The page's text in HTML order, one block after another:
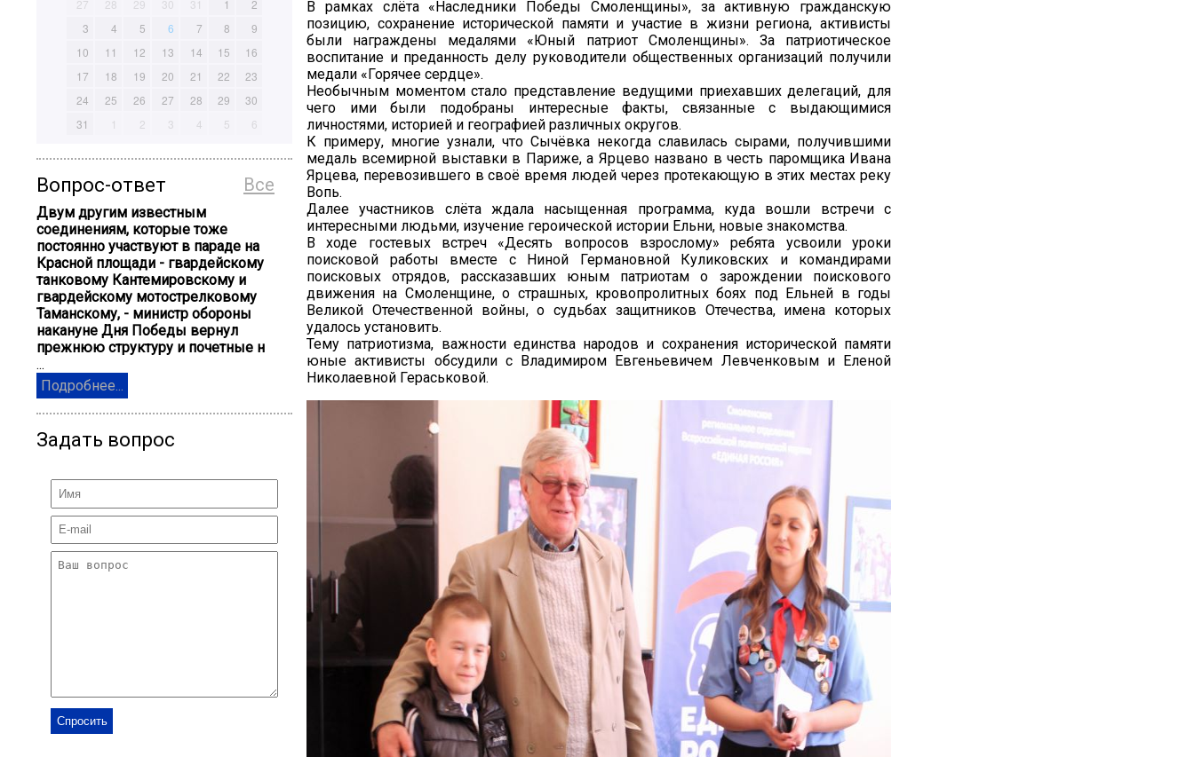
27 28 29 30 31 1
2
3
4 5 6 7 8
9
10
11 12 13 14 15
16
17
18 19 20 21 22
23
24
25 26 27 28 29
30
31
1 2 3 4 5 6
Все
Вопрос-ответ
Двум другим известным
соединениям, которые тоже
постоянно участвуют в параде на
Красной площади - гвардейскому
танковому Кантемировскому и
гвардейскому мотострелковому
Таманскому, - министр обороны
накануне Дня Победы вернул
прежнюю структуру и почетные н
...
Подробнее...
Задать вопрос
В рамках слёта «Наследники Победы Смоленщины», за активную гражданскую
позицию, сохранение исторической памяти и участие в жизни региона, активисты
были награждены медалями «Юный патриот Смоленщины». За патриотическое
воспитание и преданность делу руководители общественных организаций получили
медали «Горячее сердце».
Необычным моментом стало представление ведущими приехавших делегаций, для
чего ими были подобраны интересные факты, связанные с выдающимися
личностями, историей и географией различных округов.
К примеру, многие узнали, что Сычёвка некогда славилась сырами, получившими
медаль всемирной выставки в Париже, а Ярцево названо в честь паромщика Ивана
Ярцева, перевозившего в своё время людей через протекающую в этих местах реку
Вопь.
Далее участников слёта ждала насыщенная программа, куда вошли встречи с
интересными людьми, изучение героической истории Ельни, новые знакомства.
В ходе гостевых встреч «Десять вопросов взрослому» ребята усвоили уроки
поисковой работы вместе с Ниной Германовной Куликовских и командирами
поисковых отрядов, рассказавших юным патриотам о зарождении поискового
движения на Смоленщине, о страшных, кровопролитных боях под Ельней в годы
Великой Отечественной войны, о судьбах защитников Отечества, имена которых
удалось установить.
Тему патриотизма, важности единства народов и сохранения исторической памяти
юные активисты обсудили с Владимиром Евгеньевичем Левченковым и Еленой
Николаевной Гераськовой.